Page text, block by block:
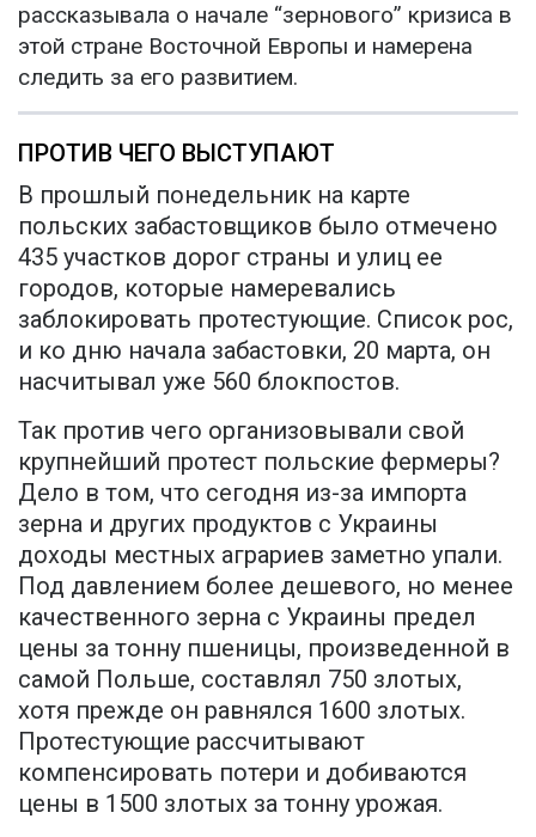
рассказывала о начале “зернового” кризиса в
этой стране Восточной Европы и намерена
следить за его развитием.
ПРОТИВ ЧЕГО ВЫСТУПАЮТ
В прошлый понедельник на карте
польских забастовщиков было отмечено
435 участков дорог страны и улиц ее
городов, которые намеревались
заблокировать протестующие. Список рос,
и ко дню начала забастовки, 20 марта, он
насчитывал уже 560 блокпостов.
Так против чего организовывали свой
крупнейший протест польские фермеры?
Дело в том, что сегодня из-за импорта
зерна и других продуктов с Украины
доходы местных аграриев заметно упали.
Под давлением более дешевого, но менее
качественного зерна с Украины предел
цены за тонну пшеницы, произведенной в
самой Польше, составлял 750 злотых,
хотя прежде он равнялся 1600 злотых.
Протестующие рассчитывают
компенсировать потери и добиваются
цены в 1500 злотых за тонну урожая.